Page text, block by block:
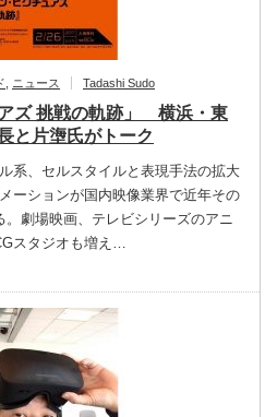
ニュース Tadashi Sudo
アズ 挑戦の軌跡」 横浜・東
と片塰氏がトーク
系、セルスタイルと表現手法の拡大
ーションが国内映像業界で近年その
劇場映画、テレビシリーズのアニ
スタジオも増え…